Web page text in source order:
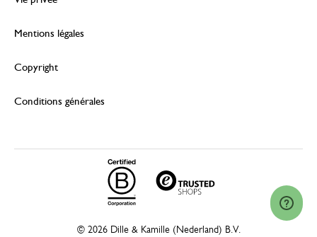
Mentions légales
Copyright
Conditions générales
© 2026 Dille & Kamille (Nederland) B.V.